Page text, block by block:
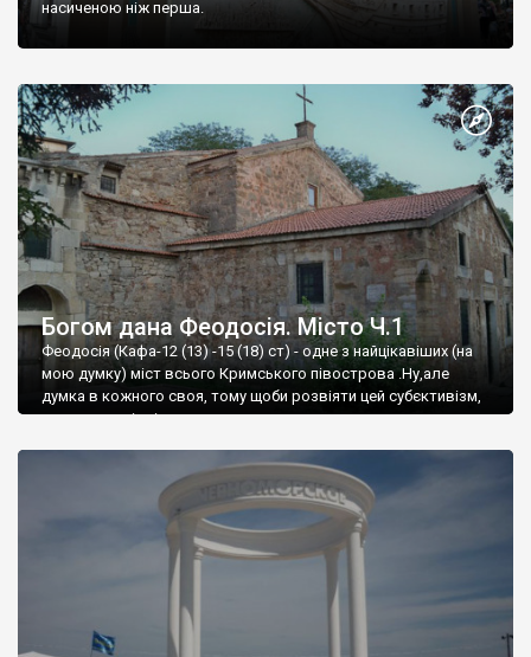
насиченою ніж перша.
Богом дана Феодосія. Місто Ч.1
Феодосія (Кафа-12 (13) -15 (18) ст) - одне з найцікавіших (на
мою думку) міст всього Кримського півострова .Ну,але
думка в кожного своя, тому щоби розвіяти цей субєктивізм,
запрошую відвідати це